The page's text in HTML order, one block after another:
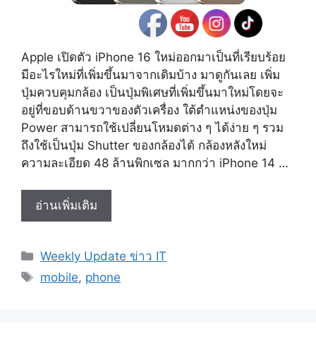
Apple เปิดตัว iPhone 16 ใหม่ออกมาเป็นที่เรียบร้อย
มีอะไรใหม่ที่เพิ่มขึ้นมาจากเดิมบ้าง มาดูกันเลย เพิ่ม
ปุ่มควบคุมกล้อง เป็นปุ่มพิเศษที่เพิ่มขึ้นมาใหม่โดยจะ
อยู่ที่ขอบด้านขวาของตัวเครื่อง ใต้ตำแหน่งของปุ่ม
Power สามารถใช้เปลี่ยนโหมดต่าง ๆ ได้ง่าย ๆ รวม
ถึงใช้เป็นปุ่ม Shutter ของกล้องได้ กล้องหลังใหม่
ความละเอียด 48 ล้านพิกเซล มากกว่า iPhone 14 …
อ่านเพิ่มเติม
ตัว
16,
iPhone
Categories
Weekly Update ข่าว IT
Tags
mobile, phone